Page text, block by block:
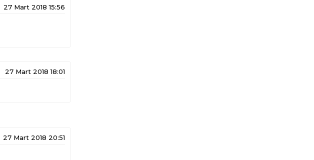
27 Mart 2018 15:56
27 Mart 2018 18:01
27 Mart 2018 20:51